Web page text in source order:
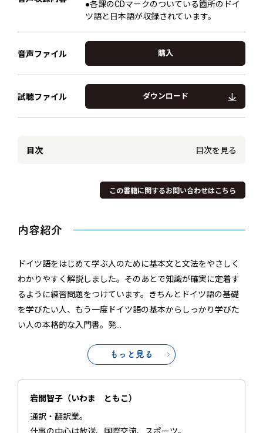
●各課のCDマークのついている箇所のドイ
ツ語と日本語が収録されています。
音声ファイル 購入
試聴ファイル ダウンロード
目次 目次を見る
この書籍に関するお問い合わせはこちら
内容紹介
ドイツ語をはじめて学ぶ人のために基本文と文法をやさしく
わかりやすく解説しました。そのあとで知識が確実に定着す
るように練習問題をつけています。きちんとドイツ語の基礎
を学びたい人、もう一度ドイツ語の基本からしっかり学びた
い人の本格的な入門書。発
もっと見る
岩間智子（いわま ともこ）
通訳・翻訳業。
仕事の中心は放送、国際交流、スポーツ。